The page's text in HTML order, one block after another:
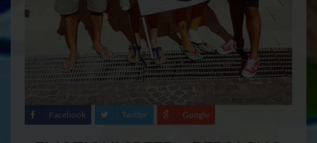
Facebook Twitter Google